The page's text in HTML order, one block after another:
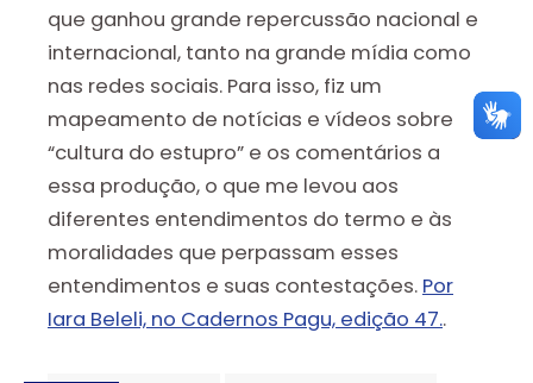
que ganhou grande repercussão nacional e
internacional, tanto na grande mídia como
nas redes sociais. Para isso, fiz um
mapeamento de notícias e vídeos sobre
“cultura do estupro” e os comentários a
essa produção, o que me levou aos
diferentes entendimentos do termo e às
moralidades que perpassam esses
entendimentos e suas contestações. Por
Iara Beleli, no Cadernos Pagu, edição 47..